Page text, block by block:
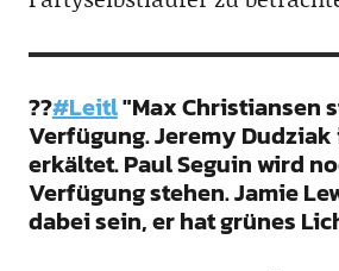
??#Leitl"Max Christiansen
Verfügung. Jeremy
erkältet. Paul Seguin wird
Verfügung stehen. Jamie
dabei sein, er hat grünes